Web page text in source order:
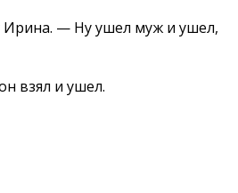
Ирина. — Ну ушел муж и ушел,
взял и ушел.